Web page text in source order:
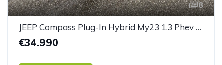
8
JEEP Compass Plug-In Hybrid My23 1.3 Phev At 4xe *AHK*
€34.990